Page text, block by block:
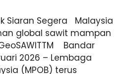
Siaran Segera Malaysia
global sawit mampan
Bandar
2026 – Lembaga
(MPOB) terus